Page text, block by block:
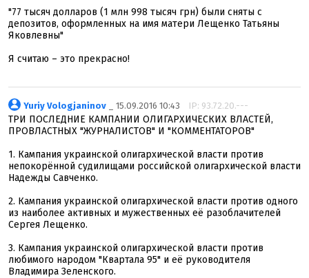
"77 тысяч долларов (1 млн 998 тысяч грн) были сняты с
депозитов, оформленных на имя матери Лещенко Татьяны
Яковлевны"
Я считаю – это прекрасно!
Yuriy Vologjaninov _ 15.09.2016 10:43 IP: 93.72.20.---
ТРИ ПОСЛЕДНИЕ КАМПАНИИ ОЛИГАРХИЧЕСКИХ ВЛАСТЕЙ,
ПРОВЛАСТНЫХ "ЖУРНАЛИСТОВ" И "КОММЕНТАТОРОВ"
1. Кампания украинской олигархической власти против
непокорённой судилищами российской олигархической власти
Надежды Савченко.
2. Кампания украинской олигархической власти против одного
из наиболее активных и мужественных её разоблачителей
Сергея Лещенко.
3. Кампания украинской олигархической власти против
любимого народом "Квартала 95" и её руководителя
Владимира Зеленского.